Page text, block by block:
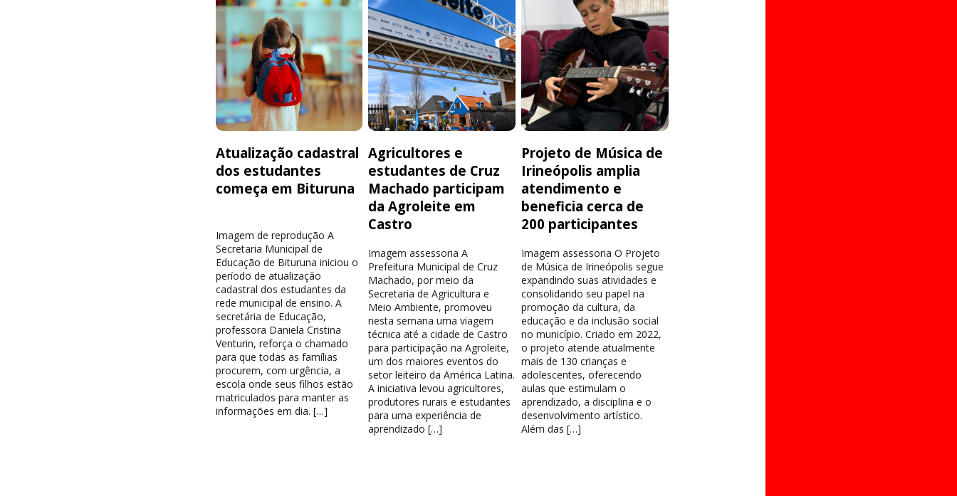
Atualização cadastral
dos estudantes
começa em Bituruna
Imagem de reprodução A
Secretaria Municipal de
Educação de Bituruna iniciou o
período de atualização
cadastral dos estudantes da
rede municipal de ensino. A
secretária de Educação,
professora Daniela Cristina
Venturin, reforça o chamado
para que todas as famílias
procurem, com urgência, a
escola onde seus filhos estão
matriculados para manter as
informações em dia. […]
Agricultores e
estudantes de Cruz
Machado participam
da Agroleite em
Castro
Imagem assessoria A
Prefeitura Municipal de Cruz
Machado, por meio da
Secretaria de Agricultura e
Meio Ambiente, promoveu
nesta semana uma viagem
técnica até a cidade de Castro
para participação na Agroleite,
um dos maiores eventos do
setor leiteiro da América Latina.
A iniciativa levou agricultores,
produtores rurais e estudantes
para uma experiência de
aprendizado […]
Projeto de Música de
Irineópolis amplia
atendimento e
beneficia cerca de
200 participantes
Imagem assessoria O Projeto
de Música de Irineópolis segue
expandindo suas atividades e
consolidando seu papel na
promoção da cultura, da
educação e da inclusão social
no município. Criado em 2022,
o projeto atende atualmente
mais de 130 crianças e
adolescentes, oferecendo
aulas que estimulam o
aprendizado, a disciplina e o
desenvolvimento artístico.
Além das […]